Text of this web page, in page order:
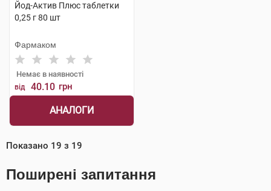
Йод-Актив Плюс таблетки
0,25 г 80 шт
Фармаком
Немає в наявності
від 40.10 грн
АНАЛОГИ
Показано 19 з 19
Поширені запитання